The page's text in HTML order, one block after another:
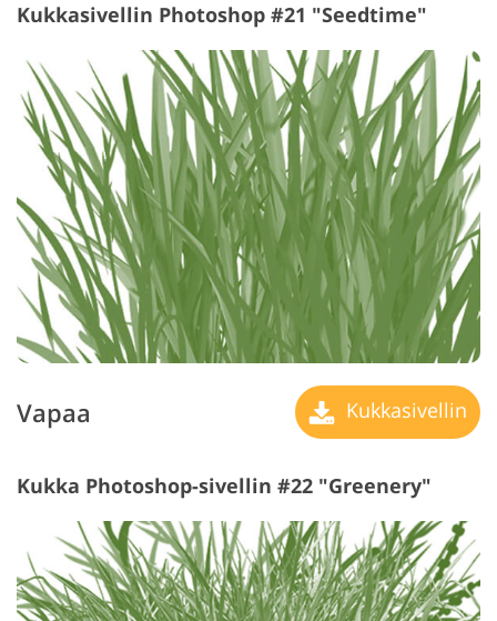
Kukkasivellin Photoshop #21 "Seedtime"
Vapaa Kukkasivellin
Kukka Photoshop-sivellin #22 "Greenery"